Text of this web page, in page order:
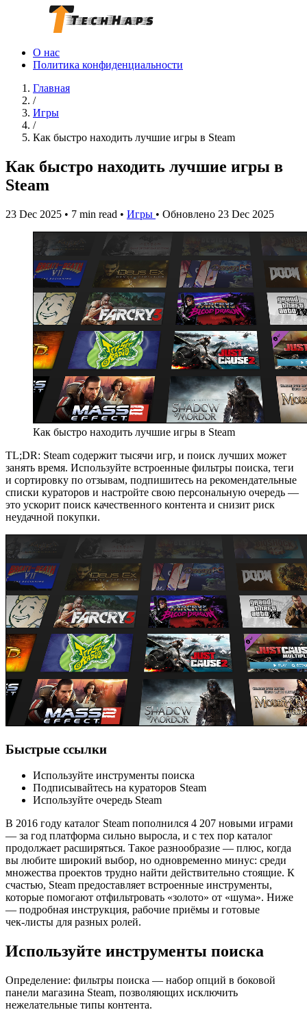
О нас
Политика конфиденциальности
Главная
/
Игры
/
Как быстро находить лучшие игры в Steam
Как быстро находить лучшие игры в
Steam
23 Dec 2025 • 7 min read • Игры • Обновлено 23 Dec 2025
Как быстро находить лучшие игры в Steam
TL;DR: Steam содержит тысячи игр, и поиск лучших может
занять время. Используйте встроенные фильтры поиска, теги
и сортировку по отзывам, подпишитесь на рекомендательные
списки кураторов и настройте свою персональную очередь —
это ускорит поиск качественного контента и снизит риск
неудачной покупки.
Быстрые ссылки
Используйте инструменты поиска
Подписывайтесь на кураторов Steam
Используйте очередь Steam
В 2016 году каталог Steam пополнился 4 207 новыми играми
— за год платформа сильно выросла, и с тех пор каталог
продолжает расширяться. Такое разнообразие — плюс, когда
вы любите широкий выбор, но одновременно минус: среди
множества проектов трудно найти действительно стоящие. К
счастью, Steam предоставляет встроенные инструменты,
которые помогают отфильтровать «золото» от «шума». Ниже
— подробная инструкция, рабочие приёмы и готовые
чек‑листы для разных ролей.
Используйте инструменты поиска
Определение: фильтры поиска — набор опций в боковой
панели магазина Steam, позволяющих исключить
нежелательные типы контента.